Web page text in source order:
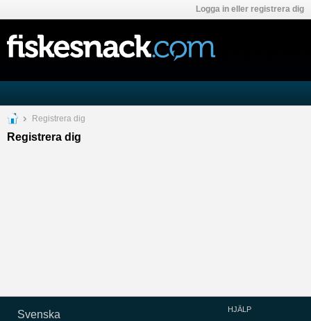
Logga in eller registrera dig
Registrera dig
Registrera dig
Svenska HJÄLP